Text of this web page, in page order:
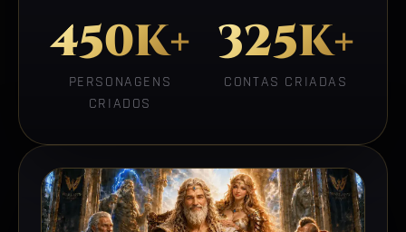
450K+
PERSONAGENS
CRIADOS
325K+
CONTAS CRIADAS